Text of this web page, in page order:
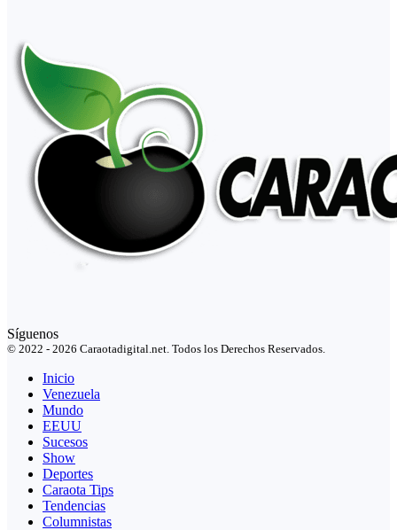
Síguenos
© 2022 - 2026 Caraotadigital.net. Todos los Derechos Reservados.
Inicio
Venezuela
Mundo
EEUU
Sucesos
Show
Deportes
Caraota Tips
Tendencias
Columnistas